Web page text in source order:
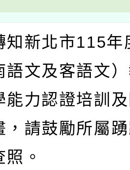
知新北市115年
語文及客語文
能力認證培訓
，請鼓勵所屬
。